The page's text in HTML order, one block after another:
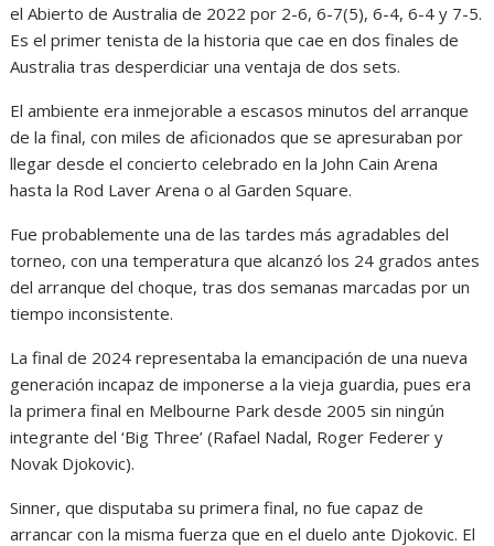
el Abierto de Australia de 2022 por 2-6, 6-7(5), 6-4, 6-4 y 7-5.
Es el primer tenista de la historia que cae en dos finales de
Australia tras desperdiciar una ventaja de dos sets.
El ambiente era inmejorable a escasos minutos del arranque
de la final, con miles de aficionados que se apresuraban por
llegar desde el concierto celebrado en la John Cain Arena
hasta la Rod Laver Arena o al Garden Square.
Fue probablemente una de las tardes más agradables del
torneo, con una temperatura que alcanzó los 24 grados antes
del arranque del choque, tras dos semanas marcadas por un
tiempo inconsistente.
La final de 2024 representaba la emancipación de una nueva
generación incapaz de imponerse a la vieja guardia, pues era
la primera final en Melbourne Park desde 2005 sin ningún
integrante del ‘Big Three’ (Rafael Nadal, Roger Federer y
Novak Djokovic).
Sinner, que disputaba su primera final, no fue capaz de
arrancar con la misma fuerza que en el duelo ante Djokovic. El